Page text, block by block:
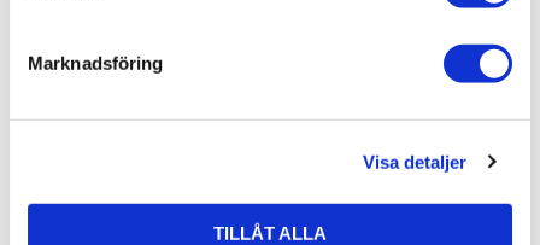
Marknadsföring
Visa detaljer
TILLÅT ALLA
800mA)
Tre tryckinställningar: